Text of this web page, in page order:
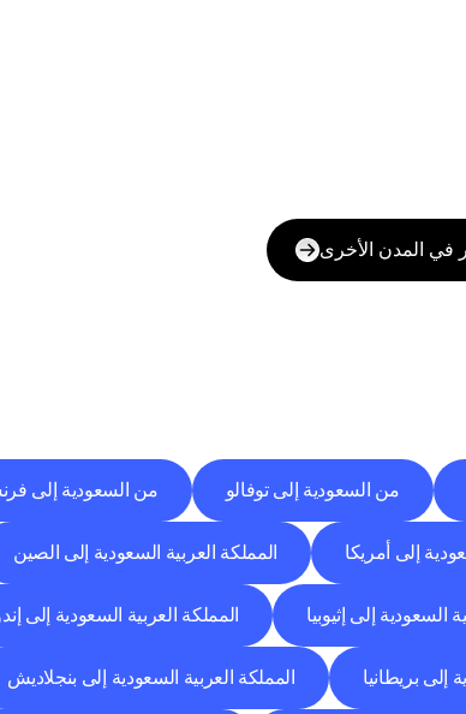
في المدن الأخرى
من السعودية إلى توفالو من السعودية إلى
إلى أمريكا المملكة العربية السعودية إلى الصين
السعودية إلى إثيوبيا المملكة العربية السعودية إلى
إلى بريطانيا المملكة العربية السعودية إلى بنجلاديش